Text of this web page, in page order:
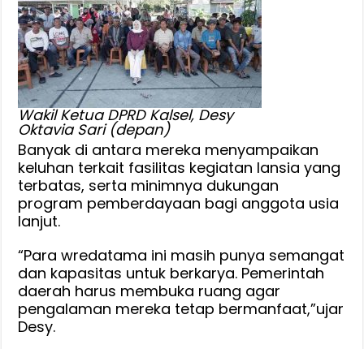
Wakil Ketua DPRD Kalsel, Desy
Oktavia Sari (depan)
Banyak di antara mereka menyampaikan
keluhan terkait fasilitas kegiatan lansia yang
terbatas, serta minimnya dukungan
program pemberdayaan bagi anggota usia
lanjut.
“Para wredatama ini masih punya semangat
dan kapasitas untuk berkarya. Pemerintah
daerah harus membuka ruang agar
pengalaman mereka tetap bermanfaat,”ujar
Desy.